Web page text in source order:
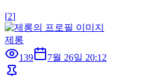
[2]
제롱
139
7월 26일 20:12